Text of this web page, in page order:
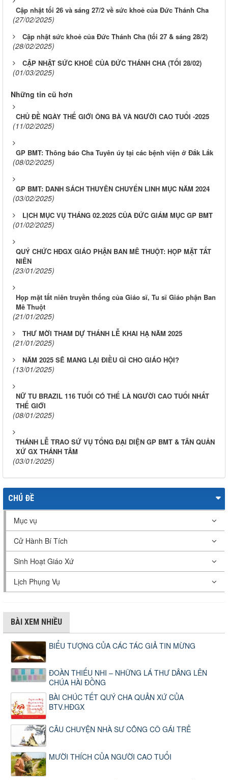
Cập nhật tối 26 và sáng 27/2 về sức khoẻ của Đức Thánh Cha
(27/02/2025)
Cập nhật sức khoẻ của Đức Thánh Cha (tối 27 & sáng 28/2)
(28/02/2025)
CẬP NHẬT SỨC KHOẺ CỦA ĐỨC THÁNH CHA (TỐI 28/02)
(01/03/2025)
Những tin cũ hơn
CHỦ ĐỀ NGÀY THẾ GIỚI ÔNG BÀ VÀ NGƯỜI CAO TUỔI -2025
(11/02/2025)
GP BMT: Thông báo Cha Tuyên úy tại các bệnh viện ở Đắk Lắk
(08/02/2025)
GP BMT: DANH SÁCH THUYÊN CHUYỂN LINH MỤC NĂM 2024
(03/02/2025)
LỊCH MỤC VỤ THÁNG 02.2025 CỦA ĐỨC GIÁM MỤC GP BMT
(01/02/2025)
QUÝ CHỨC HĐGX GIÁO PHẬN BAN MÊ THUỘT: HỌP MẶT TẤT
NIÊN
(23/01/2025)
Họp mặt tất niên truyền thống của Giáo sĩ, Tu sĩ Giáo phận Ban
Mê Thuột
(21/01/2025)
THƯ MỜI THAM DỰ THÁNH LỄ KHAI HẠ NĂM 2025
(21/01/2025)
NĂM 2025 SẼ MANG LẠI ĐIỀU GÌ CHO GIÁO HỘI?
(13/01/2025)
NỮ TU BRAZIL 116 TUỔI CÓ THỂ LÀ NGƯỜI CAO TUỔI NHẤT
THẾ GIỚI
(08/01/2025)
THÁNH LỄ TRAO SỨ VỤ TỔNG ĐẠI DIỆN GP BMT & TÂN QUẢN
XỨ GX THÁNH TÂM
(03/01/2025)
CHỦ ĐỀ
Mục vụ
Cử Hành Bí Tích
Sinh Hoạt Giáo Xứ
Lịch Phụng Vụ
BÀI XEM NHIỀU
BIỂU TƯỢNG CỦA CÁC TÁC GIẢ TIN MỪNG
ĐOÀN THIẾU NHI – NHỮNG LÁ THƯ DÂNG LÊN
CHÚA HÀI ĐỒNG
BÀI CHÚC TẾT QUÝ CHA QUẢN XỨ CỦA
BTV.HĐGX
CÂU CHUYỆN NHÀ SƯ CÕNG CÔ GÁI TRẺ
MƯỜI THÍCH CỦA NGƯỜI CAO TUỔI